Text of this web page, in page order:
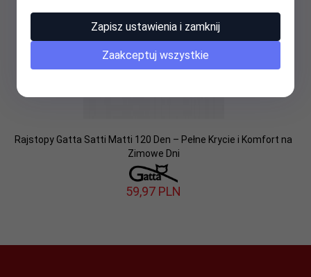
Rajstopy Gatta Satti Matti 120 Den – Pełne Krycie i Komfort na
Zimowe Dni
59,97 PLN
Zapisz ustawienia i zamknij
Zaakceptuj wszystkie